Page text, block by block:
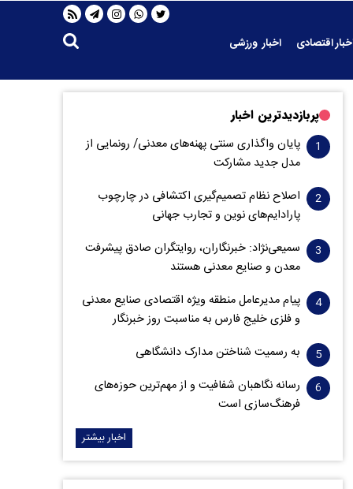
اقتصادی
اخبار ورزشی
پربازدیدترین اخبار
پایان واگذاری‌ سنتی پهنه‌های معدنی/ رونمایی از
مدل جدید مشارکت
اصلاح نظام تصمیم‌گیری اکتشافی در چارچوب
پارادایم‌های نوین و تجارب جهانی
سمیعی‌نژاد: خبرنگاران، روایتگران صادق پیشرفت
معدن و صنایع معدنی هستند
پیام مدیرعامل منطقه ویژه اقتصادی صنایع معدنی
و فلزی خلیج فارس به مناسبت روز خبرنگار‌
به رسمیت شناختن مدارک دانشگاهی
رسانه نگاهبان شفافیت و از مهم‌ترین حوزه‌های
فرهنگ‌سازی است
اخبار بیشتر